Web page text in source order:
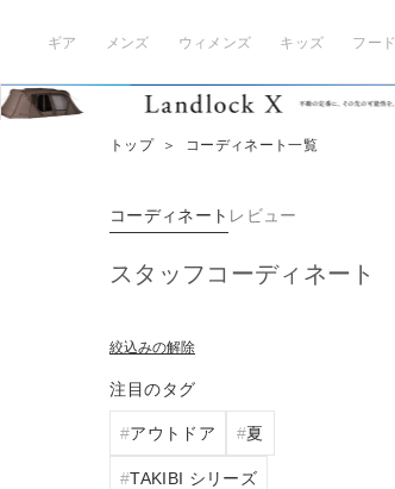
ギア メンズ ウィメンズ キッズ フード
トップ ＞ コーディネート一覧
コーディネート レビュー
スタッフコーディネート
絞込みの解除
注目のタグ
アウトドア 夏
TAKIBI シリーズ